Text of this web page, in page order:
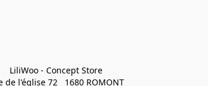
LiliWoo - Concept Store
de l'église 72   1680 ROMONT